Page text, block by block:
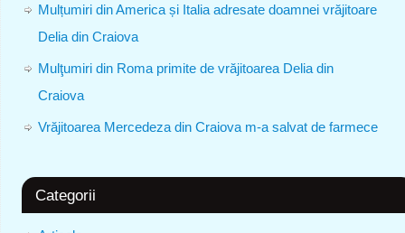
Mulțumiri din America și Italia adresate doamnei vrăjitoare
Delia din Craiova
Mulţumiri din Roma primite de vrăjitoarea Delia din
Craiova
Vrăjitoarea Mercedeza din Craiova m-a salvat de farmece
Categorii